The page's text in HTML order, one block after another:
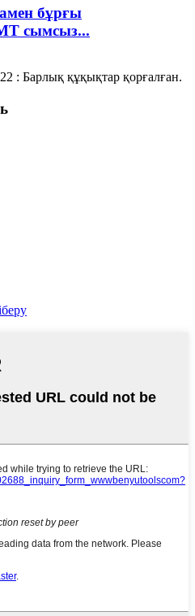
бұрғы
сымсыз...
: Барлық құқықтар қорғалған.